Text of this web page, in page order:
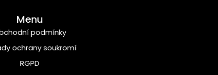
Menu
podmínky
ochrany soukromí
RGPD